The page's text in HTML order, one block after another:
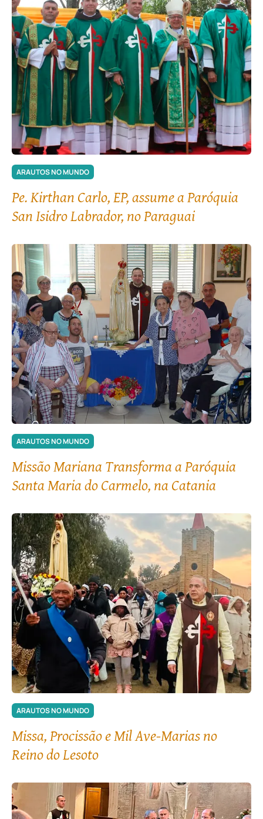
ARAUTOS NO MUNDO
Pe. Kirthan Carlo, EP, assume a Paróquia
San Isidro Labrador, no Paraguai
ARAUTOS NO MUNDO
Missão Mariana Transforma a Paróquia
Santa Maria do Carmelo, na Catania
ARAUTOS NO MUNDO
Missa, Procissão e Mil Ave-Marias no
Reino do Lesoto